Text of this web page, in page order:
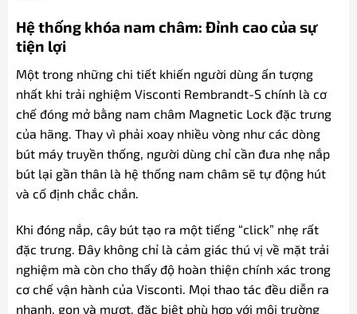
Hệ thống khóa nam châm: Đỉnh cao của sự
tiện lợi
Một trong những chi tiết khiến người dùng ấn tượng
nhất khi trải nghiệm Visconti Rembrandt-S chính là cơ
chế đóng mở bằng nam châm Magnetic Lock đặc trưng
của hãng. Thay vì phải xoay nhiều vòng như các dòng
bút máy truyền thống, người dùng chỉ cần đưa nhẹ nắp
bút lại gần thân là hệ thống nam châm sẽ tự động hút
và cố định chắc chắn.
Khi đóng nắp, cây bút tạo ra một tiếng “click” nhẹ rất
đặc trưng. Đây không chỉ là cảm giác thú vị về mặt trải
nghiệm mà còn cho thấy độ hoàn thiện chính xác trong
cơ chế vận hành của Visconti. Mọi thao tác đều diễn ra
nhanh, gọn và mượt, đặc biệt phù hợp với môi trường